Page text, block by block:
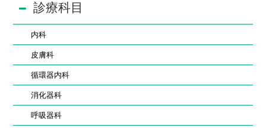
診療科目
内科
皮膚科
循環器内科
消化器科
呼吸器科